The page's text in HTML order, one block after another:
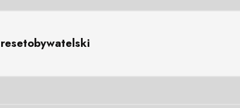
resetobywatelski